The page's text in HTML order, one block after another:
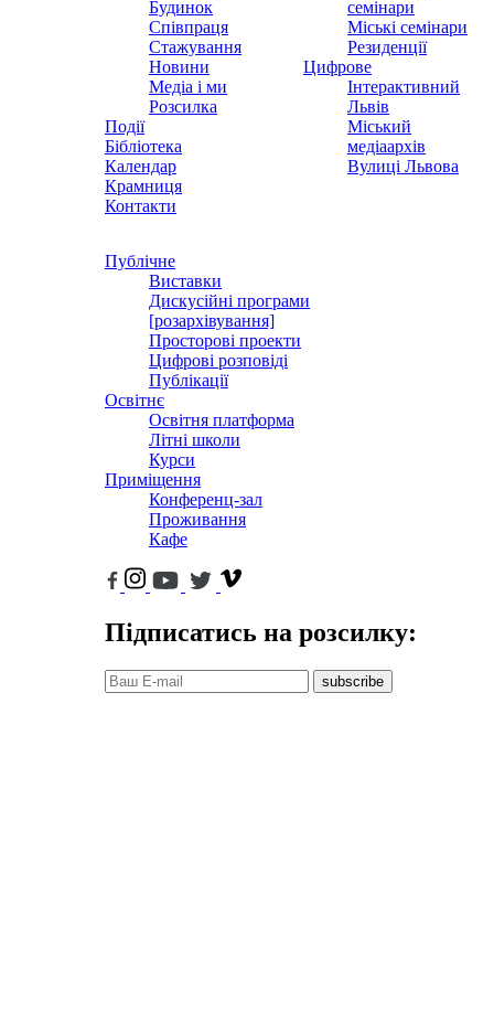
Будинок
Співпраця
Стажування
Новини
Медіа і ми
Розсилка
Події
Бібліотека
Календар
Крамниця
Контакти
семінари
Міські семінари
Резиденції
Цифрове
Інтерактивний
Львів
Міський
медіаархів
Вулиці Львова
Публічне
Виставки
Дискусійні програми
[розархівування]
Просторові проекти
Цифрові розповіді
Публікації
Освітнє
Освітня платформа
Літні школи
Курси
Приміщення
Конференц-зал
Проживання
Кафе
Підписатись на розсилку:
subscribe